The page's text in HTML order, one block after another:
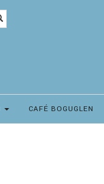
CAFÉ BOGUGLEN